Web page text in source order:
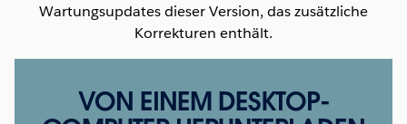
Wartungsupdates dieser Version, das zusätzliche
Korrekturen enthält.
VON EINEM DESKTOP-